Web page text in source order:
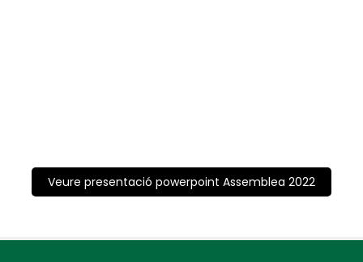
Veure presentació powerpoint Assemblea 2022